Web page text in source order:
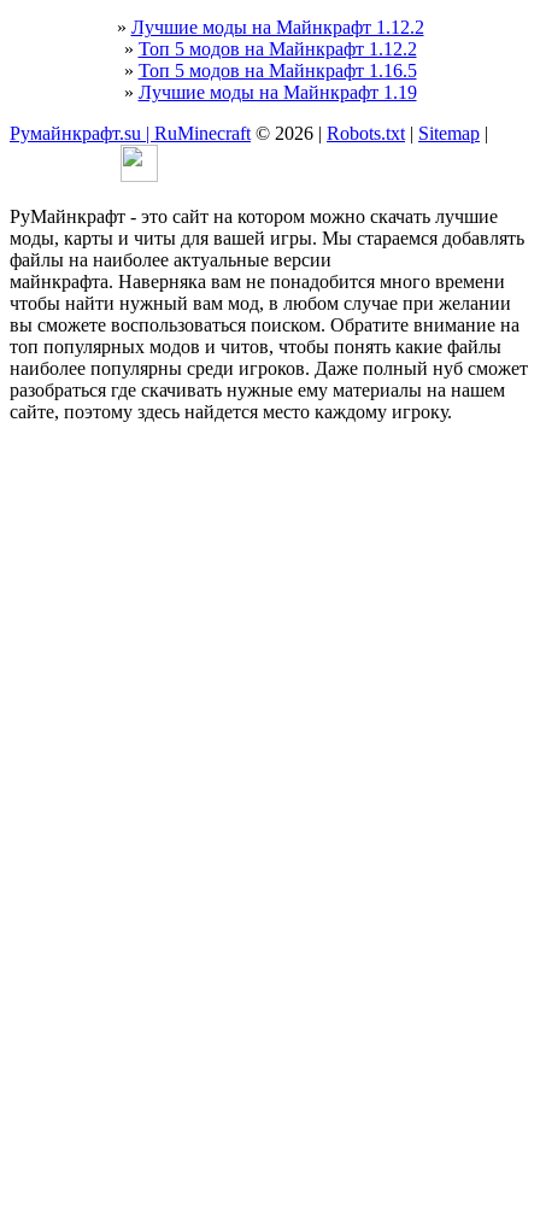
» Лучшие моды на Майнкрафт 1.12.2
» Топ 5 модов на Майнкрафт 1.12.2
» Топ 5 модов на Майнкрафт 1.16.5
» Лучшие моды на Майнкрафт 1.19
Румайнкрафт.su | RuMinecraft © 2026 | Robots.txt | Sitemap |
РуМайнкрафт - это сайт на котором можно скачать лучшие
моды, карты и читы для вашей игры. Мы стараемся добавлять
файлы на наиболее актуальные версии
майнкрафта. Наверняка вам не понадобится много времени
чтобы найти нужный вам мод, в любом случае при желании
вы сможете воспользоваться поиском. Обратите внимание на
топ популярных модов и читов, чтобы понять какие файлы
наиболее популярны среди игроков. Даже полный нуб сможет
разобраться где скачивать нужные ему материалы на нашем
сайте, поэтому здесь найдется место каждому игроку.